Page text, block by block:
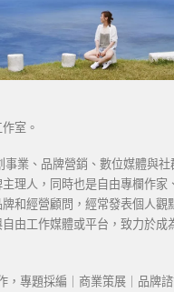
室。
業、品牌營銷、數位媒體與
理人，同時也是自由專欄作家
和經營顧問，經常發表個人觀
由工作媒體或平台，致力於成
，專題採編｜商業策展｜品牌